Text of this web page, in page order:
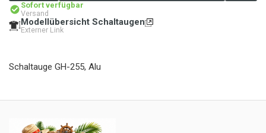
Sofort verfügbar
Versand
Modellübersicht Schaltaugen
Externer Link
Schaltauge GH-255, Alu